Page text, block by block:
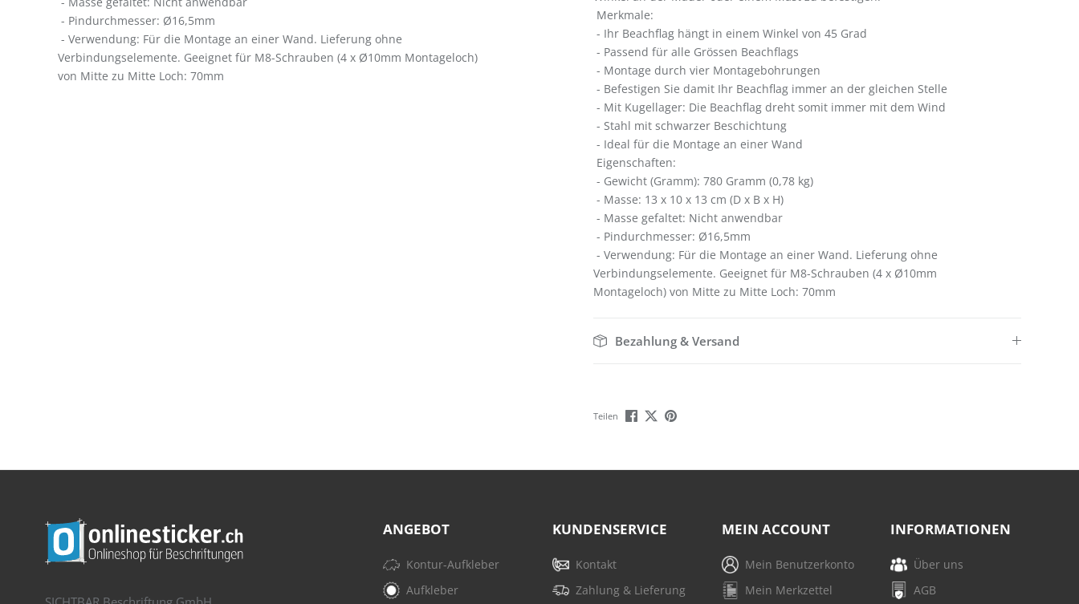
- Pindurchmesser: Ø16,5mm
- Verwendung: Für die Montage an einer Wand. Lieferung ohne
Verbindungselemente. Geeignet für M8-Schrauben (4 x Ø10mm Montageloch)
von Mitte zu Mitte Loch: 70mm
Merkmale:
- Ihr Beachflag hängt in einem Winkel von 45 Grad
- Passend für alle Grössen Beachflags
- Montage durch vier Montagebohrungen
- Befestigen Sie damit Ihr Beachflag immer an der gleichen Stelle
- Mit Kugellager: Die Beachflag dreht somit immer mit dem Wind
- Stahl mit schwarzer Beschichtung
- Ideal für die Montage an einer Wand
Eigenschaften:
- Gewicht (Gramm): 780 Gramm (0,78 kg)
- Masse: 13 x 10 x 13 cm (D x B x H)
- Masse gefaltet: Nicht anwendbar
- Pindurchmesser: Ø16,5mm
- Verwendung: Für die Montage an einer Wand. Lieferung ohne
Verbindungselemente. Geeignet für M8-Schrauben (4 x Ø10mm
Montageloch) von Mitte zu Mitte Loch: 70mm
Bezahlung & Versand
Teilen
ANGEBOT
Kontur-Aufkleber
Aufkleber
KUNDENSERVICE
Kontakt
Zahlung & Lieferung
MEIN ACCOUNT
Mein Benutzerkonto
Mein Merkzettel
INFORMATIONEN
Über uns
AGB